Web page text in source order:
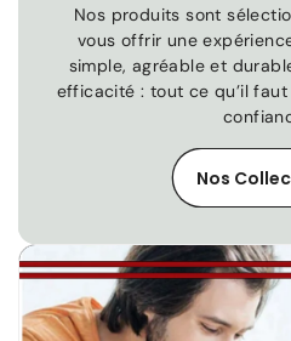
Nos produits sont
vous offrir une
simple, agréable et
efficacité : tout ce qu’il
Nos